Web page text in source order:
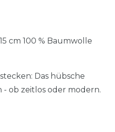
cm 100 % Baumwolle
Das hübsche
ob zeitlos oder modern.